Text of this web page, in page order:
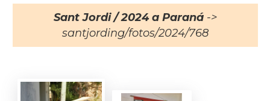
Sant Jordi / 2024 a Paraná->
santjording/fotos/2024/768